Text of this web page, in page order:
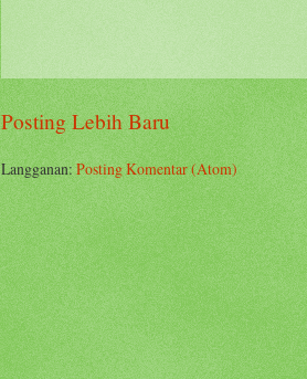
Posting Lebih Baru
Langganan:Posting Komentar (Atom)